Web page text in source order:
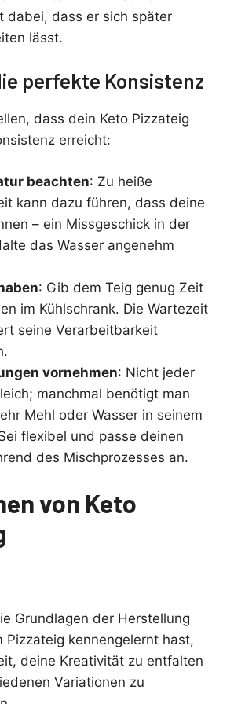
dabei, dass er sich später
lässt.
perfekte Konsistenz
dass dein Keto Pizzateig
erreicht:
beachten: Zu heiße
kann dazu führen, dass deine
– ein Missgeschick in der
das Wasser angenehm
: Gib dem Teig genug Zeit
im Kühlschrank. Die Wartezeit
seine Verarbeitbarkeit
vornehmen: Nicht jeder
manchmal benötigt man
Mehl oder Wasser in seinem
flexibel und passe deinen
des Mischprozesses an.
von Keto
Grundlagen der Herstellung
Pizzateig kennengelernt hast,
deine Kreativität zu entfalten
Variationen zu